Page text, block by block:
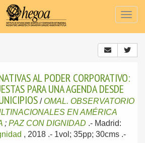
AL PODER CORPORATIVO:
PARA UNA AGENDA DESDE
/ OMAL. OBSERVATORIO
EN AMÉRICA
; PAZ CON DIGNIDAD .- Madrid:
, 2018 .- 1vol; 35pp; 30cms .-